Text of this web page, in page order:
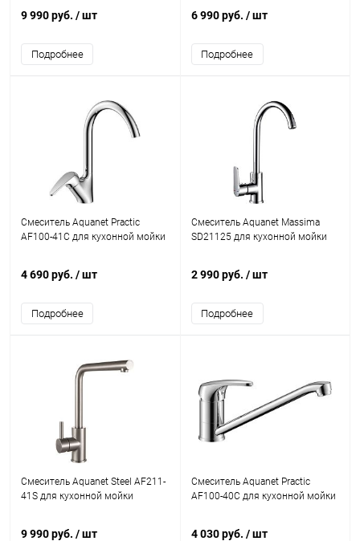
9 990 руб. / шт
Подробнее
6 990 руб. / шт
Подробнее
Смеситель Aquanet Practic
AF100-41С для кухонной мойки
4 690 руб. / шт
Подробнее
Смеситель Aquanet Massima
SD21125 для кухонной мойки
2 990 руб. / шт
Подробнее
Смеситель Aquanet Steel AF211-
41S для кухонной мойки
9 990 руб. / шт
Смеситель Aquanet Practic
AF100-40С для кухонной мойки
4 030 руб. / шт